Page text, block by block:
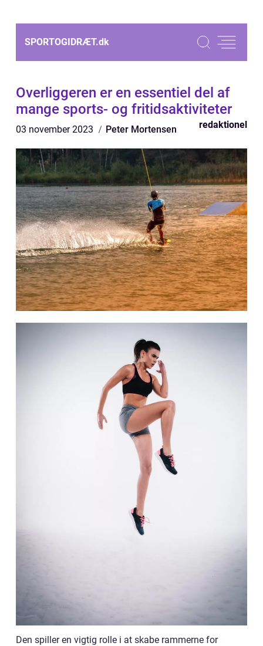
SPORTOGIDRÆT.dk
Overliggeren er en essentiel del af
mange sports- og fritidsaktiviteter
03 november 2023 Peter Mortensen redaktionel
Den spiller en vigtig rolle i at skabe rammerne for